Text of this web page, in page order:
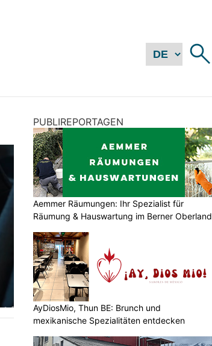
PUBLIREPORTAGEN
Aemmer Räumungen: Ihr Spezialist für
Räumung & Hauswartung im Berner Oberland
AyDiosMio, Thun BE: Brunch und
mexikanische Spezialitäten entdecken